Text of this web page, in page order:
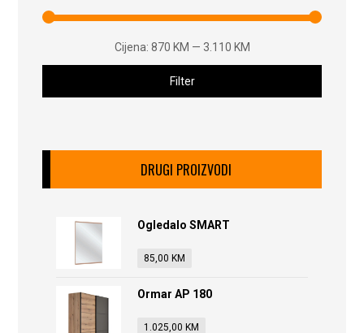
Filter
Cijena: 870 KM — 3.110 KM
DRUGI PROIZVODI
Ogledalo SMART
85,00 KM
Ormar AP 180
1.025,00 KM